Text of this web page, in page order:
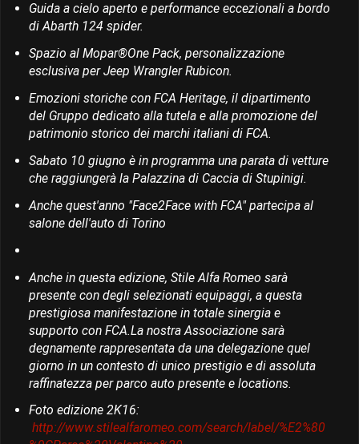
Guida a cielo aperto e performance eccezionali a bordo
di Abarth 124 spider.
Spazio al Mopar®One Pack, personalizzazione
esclusiva per Jeep Wrangler Rubicon.
Emozioni storiche con FCA Heritage, il dipartimento
del Gruppo dedicato alla tutela e alla promozione del
patrimonio storico dei marchi italiani di FCA.
Sabato 10 giugno è in programma una parata di vetture
che raggiungerà la Palazzina di Caccia di Stupinigi.
Anche quest'anno "Face2Face with FCA" partecipa al
salone dell'auto di Torino
Anche in questa edizione, Stile Alfa Romeo sarà
presente con degli selezionati equipaggi, a questa
prestigiosa manifestazione in totale sinergia e
supporto con FCA.La nostra Associazione sarà
degnamente rappresentata da una delegazione quel
giorno in un contesto di unico prestigio e di assoluta
raffinatezza per parco auto presente e locations.
Foto edizione 2K16:
http://www.stilealfaromeo.com/search/label/%E2%80